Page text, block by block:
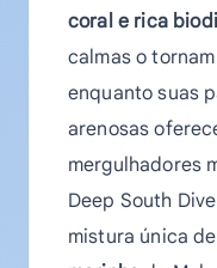
coral e rica
calmas o
enquanto suas
arenosas
mergulhadores
Deep South
mistura única de